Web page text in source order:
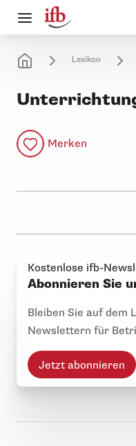
Lexikon
Merken
Kostenlose ifb-
Abonnieren Sie
Bleiben Sie auf dem
Newslettern für
Jetzt abonnieren